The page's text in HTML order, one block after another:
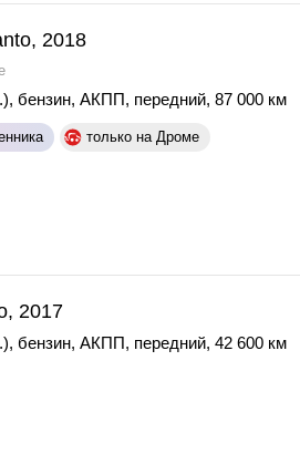
2018
, бензин, АКПП, передний, 87 000 км
только на Дроме
2017
, бензин, АКПП, передний, 42 600 км